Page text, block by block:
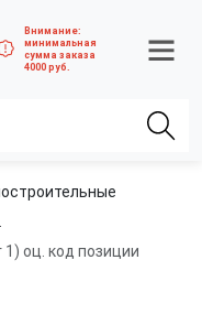
Внимание:
минимальная
сумма заказа
4000 руб.